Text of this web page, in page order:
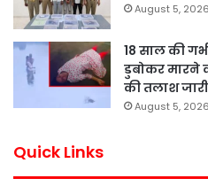
August 5, 2026
18 साल की
डुबोकर मारने
की तलाश जारी
August 5, 2026
Quick Links